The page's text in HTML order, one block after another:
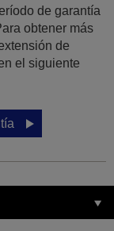
de garantía
obtener más
de
el siguiente